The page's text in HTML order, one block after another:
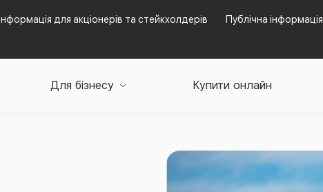
Інформація для акціонерів та стейкхолдерів Публічна інформація
Для бізнесу Купити онлайн